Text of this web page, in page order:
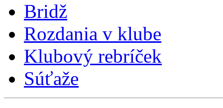
Bridž
Rozdania v klube
Klubový rebríček
Súťaže